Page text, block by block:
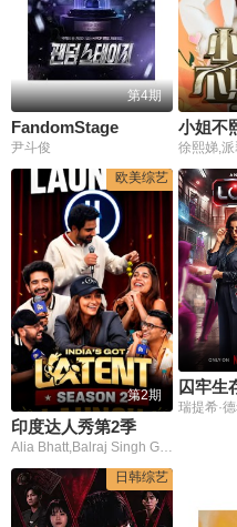
第4期
FandomStage
尹斗俊
小姐不
徐熙娣,
欧美综艺
第2期
印度达人秀第2季
Alia Bhatt,Balraj Singh Ghai,Samay Raina
囚牢生
瑞提希·
日韩综艺